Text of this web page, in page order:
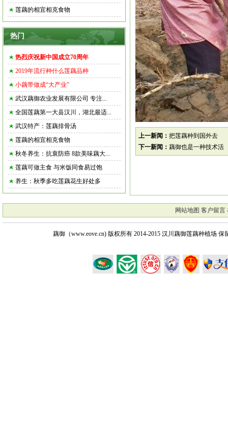
莲藕的相宜相克食物
热门
热烈庆祝新中国成立70周年
2019年流行种什么莲藕品种
小藕带做成“大产业”
武汉藕御农业发展有限公司 专注...
全国莲藕第一大县汉川，湖北最适...
武汉特产：莲藕排骨汤
莲藕的相宜相克食物
秋冬养生：抗衰防癌 8款美味藕大...
莲藕可做主食 与米饭同食易过饱
养生：秋季多吃莲藕花生好处多
上一新闻： 把莲藕种到国外去
下一新闻： 藕御也是一种技术活
网站地图 客户留言
藕御（www.eove.cn) 版权所有2014-2015 汉川藕御莲藕种植场 保